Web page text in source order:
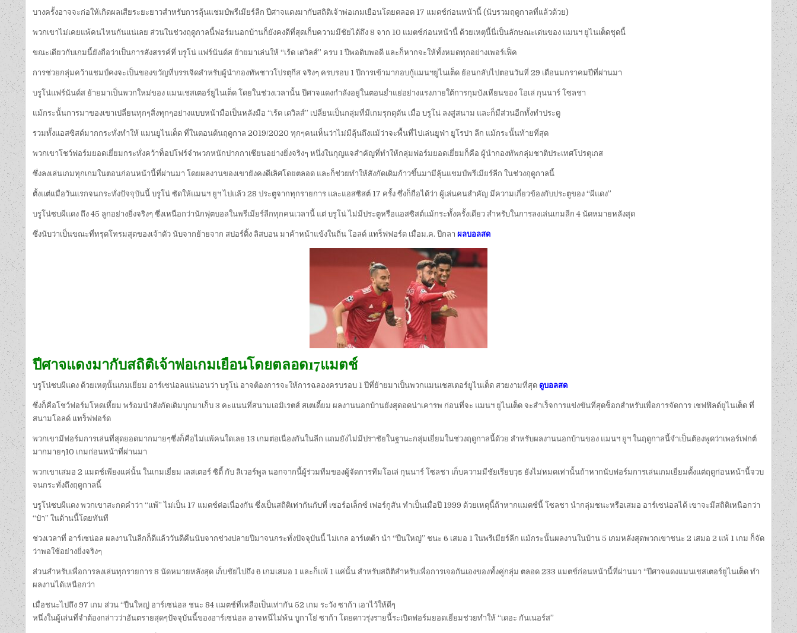
บางครั้งอาจจะก่อให้เกิดผลเสียระยะยาวสำหรับการลุ้นแชมป์พรีเมียร์ลีก ปีศาจแดงมากับสถิติเจ้าพ่อเกมเยือนโดยตลอด 17 แมตช์ก่อนหน้านี้ (นับรวมฤดูกาลที่แล้วด้วย)
พวกเขาไม่เคยแพ้คนไหนกันแน่เลย ส่วนในช่วงฤดูกาลนี้ฟอร์มนอกบ้านก็ยังคงดีที่สุดเก็บความมีชัยได้ถึง 8 จาก 10 แมตช์ก่อนหน้านี้ ด้วยเหตุนี้นี่เป็นลักษณะเด่นของ แมนฯ ยูไนเต็ดชุดนี้
ขณะเดียวกับเกมนี้ยังถือว่าเป็นการสังสรรค์ที่ บรูโน่ แฟร์นันด์ส ย้ายมาเล่นให้ “เร้ด เดวิลส์” ครบ 1 ปีพอดิบพอดี และก็หากจะให้ทั้งหมดทุกอย่างเพอร์เฟ็ค
การช่วยกลุ่มคว้าแชมป์คงจะเป็นของขวัญที่บรรเจิดสำหรับผู้นำกองทัพชาวโปรตุกีส จริงๆ ครบรอบ 1 ปีการเข้ามากอบกู้แมนฯยูไนเต็ด ย้อนกลับไปตอนวันที่ 29 เดือนมกราคมปีที่ผ่านมา
บรูโน่แฟร์นันด์ส ย้ายมาเป็นพวกใหม่ของ แมนเชสเตอร์ยูไนเต็ด โดยในช่วงเวลานั้น ปีศาจแดงกำลังอยู่ในตอนย่ำแย่อย่างแรงภายใต้การกุมบังเหียนของ โอเล่ กุนนาร์ โซลชา
แม้กระนั้นการมาของเขาเปลี่ยนทุกๆสิ่งทุกๆอย่างแบบหน้ามือเป็นหลังมือ “เร้ด เดวิลส์” เปลี่ยนเป็นกลุ่มที่มีเกมรุกดุดัน เมื่อ บรูโน่ ลงสู่สนาม และก็มีส่วนอีกทั้งทำประตู
รวมทั้งแอสซิสต์มากกระทั่งทำให้ แมนยูไนเต็ด ที่ในตอนต้นฤดูกาล 2019/2020 ทุกๆคนเห็นว่าไม่มีลุ้นถึงแม้ว่าจะพื้นที่ไปเล่นยูฟ่า ยูโรปา ลีก แม้กระนั้นท้ายที่สุด
พวกเขาโชว์ฟอร์มยอดเยี่ยมกระทั่งคว้าท็อปโฟร์จำพวกหนักปากกาเซียนอย่างยิ่งจริงๆ หนึ่งในกุญแจสำคัญที่ทำให้กลุ่มฟอร์มยอดเยี่ยมก็คือ ผู้นำกองทัพกลุ่มชาติประเทศโปรตุเกส
ซึ่งลงเล่นเกมทุกเกมในตอนก่อนหน้านี้ที่ผ่านมา โดยผลงานของเขายังคงดีเลิศโดยตลอด และก็ช่วยทำให้สังกัดเดิมก้าวขึ้นมามีลุ้นแชมป์พรีเมียร์ลีก ในช่วงฤดูกาลนี้
ตั้งแต่แมื่อวันแรกจนกระทั่งปัจจุบันนี้ บรูโน่ ซัดให้แมนฯ ยูฯ ไปแล้ว 28 ประตูจากทุกรายการ และแอสซิสต์ 17 ครั้ง ซึ่งก็ถือได้ว่า ผู้เล่นคนสำคัญ มีความเกี่ยวข้องกับประตูของ “ผีแดง”
บรูโน่ซบผีแดง ถึง 45 ลูกอย่างยิ่งจริงๆ ซึ่งเหนือกว่านักฟุตบอลในพรีเมียร์ลีกทุกคนเวลานี้ แต่ บรูโน่ ไม่มีประตูหรือแอสซิสต์แม้กระทั้งครั้งเดียว สำหรับในการลงเล่นเกมลีก 4 นัดหมายหลังสุด
ซึ่งนับว่าเป็นขณะที่ทรุดโทรมสุดของเจ้าตัว นับจากย้ายจาก สปอร์ติ้ง ลิสบอน มาค้าหน้าแข้งในถิ่น โอลด์ แทร็ฟฟอร์ด เมื่อม.ค. ปีกลา ผลบอลสด
ปีศาจแดงมากับสถิติเจ้าพ่อเกมเยือนโดยตลอด17แมตช์
บรูโน่ซบผีแดง ด้วยเหตุนั้นเกมเยี่ยม อาร์เซน่อลแน่นอนว่า บรูโน่ อาจต้องการจะให้การฉลองครบรอบ 1 ปีที่ย้ายมาเป็นพวกแมนเชสเตอร์ยูไนเต็ด สวยงามที่สุด ดูบอลสด
ซึ่งก็คือโชว์ฟอร์มโหดเหี้ยม พร้อมนำสังกัดเดิมบุกมาเก็บ 3 คะแนนที่สนามเอมิเรตส์ สเตเดี้ยม ผลงานนอกบ้านยังสุดอดน่าเคารพ ก่อนที่จะ แมนฯ ยูไนเต็ด จะสำเร็จการแข่งขันที่สุดช็อกสำหรับเพื่อการจัดการ เชฟฟิลด์ยูไนเต็ด ที่
สนามโอลด์ แทร็ฟฟอร์ด
พวกเขามีฟอร์มการเล่นที่สุดยอดมากมายๆซึ่งก็คือไม่แพ้คนใดเลย 13 เกมต่อเนื่องกันในลีก แถมยังไม่มีปราชัยในฐานะกลุ่มเยี่ยมในช่วงฤดูกาลนี้ด้วย สำหรับผลงานนอกบ้านของ แมนฯ ยูฯ ในฤดูกาลนี้จำเป็นต้องพูดว่าเพอร์เฟกต์
มากมายๆ10 เกมก่อนหน้าที่ผ่านมา
พวกเขาเสมอ 2 แมตช์เพียงแค่นั้น ในเกมเยี่ยม เลสเตอร์ ซิตี้ กับ ลิเวอร์พูล นอกจากนี้ผู้ร่วมทีมของผู้จัดการทีมโอเล่ กุนนาร์ โซลชา เก็บความมีชัยเรียบวุธ ยังไม่หมดเท่านั้นถ้าหากนับฟอร์มการเล่นเกมเยี่ยมตั้งแต่ฤดูก่อนหน้านี้จวบ
จนกระทั่งถึงฤดูกาลนี้
บรูโน่ซบผีแดง พวกเขาสะกดคำว่า “แพ้” ไม่เป็น 17 แมตช์ต่อเนื่องกัน ซึ่งเป็นสถิติเท่ากันกับที่ เซอร์อเล็กซ์ เฟอร์กูสัน ทำเป็นเมื่อปี 1999 ด้วยเหตุนี้ถ้าหากแมตช์นี้ โซลชา นำกลุ่มชนะหรือเสมอ อาร์เซน่อลได้ เขาจะมีสถิติเหนือกว่า
“ป๋า” ในด้านนี้โดยทันที
ช่วงเวลาที่ อาร์เซน่อล ผลงานในลีกก็ดีแล้ววันดีคืนนับจากช่วงปลายปีมาจนกระทั่งปัจจุบันนี้ ไม่เกล อาร์เตต้า นำ “ปืนใหญ่” ชนะ 6 เสมอ 1 ในพรีเมียร์ลีก แม้กระนั้นผลงานในบ้าน 5 เกมหลังสุดพวกเขาชนะ 2 เสมอ 2 แพ้ 1 เกม ก็จัด
ว่าพอใช้อย่างยิ่งจริงๆ
ส่วนสำหรับเพื่อการลงเล่นทุกรายการ 8 นัดหมายหลังสุด เก็บชัยไปถึง 6 เกมเสมอ 1 และก็แพ้ 1 แค่นั้น สำหรับสถิติสำหรับเพื่อการเจอกันเองของทั้งคู่กลุ่ม ตลอด 233 แมตช์ก่อนหน้านี้ที่ผ่านมา “ปีศาจแดงแมนเชสเตอร์ยูไนเต็ด ทำ
ผลงานได้เหนือกว่า
เมื่อชนะไปถึง 97 เกม ส่วน “ปืนใหญ่ อาร์เซน่อล ชนะ 84 แมตช์ที่เหลือเป็นเท่ากัน 52 เกม ระวัง ซาก้า เอาไว้ให้ดีๆ
หนึ่งในผู้เล่นที่จำต้องกล่าวว่าอันตรายสุดๆปัจจุบันนี้ของอาร์เซน่อล อาจหนีไม่พ้น บูกาโย่ ซาก้า โดยดาวรุ่งรายนี้ระเบิดฟอร์มยอดเยี่ยมช่วยทำให้ “เดอะ กันเนอร์ส”